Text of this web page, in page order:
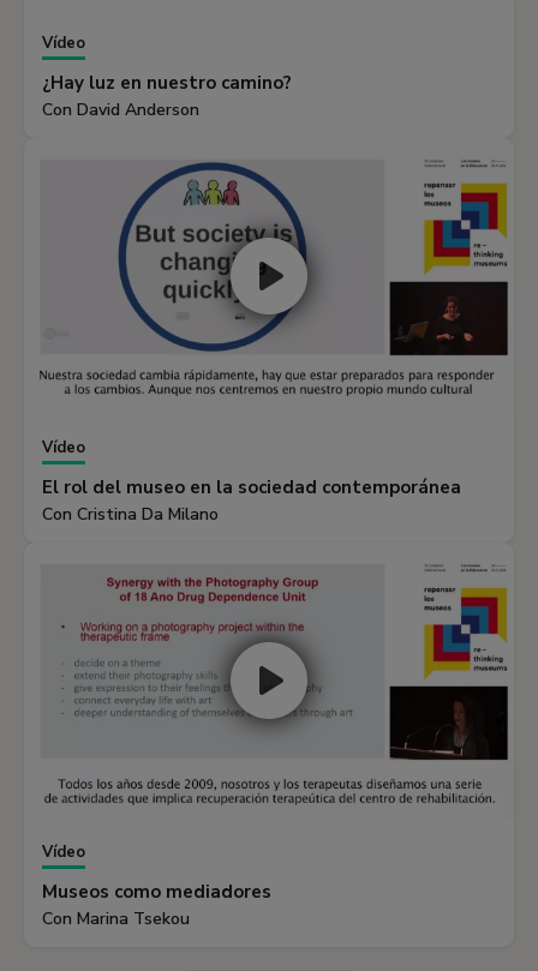
Vídeo
¿Hay luz en nuestro camino?
Con David Anderson
Vídeo
El rol del museo en la sociedad contemporánea
Con Cristina Da Milano
Vídeo
Museos como mediadores
Con Marina Tsekou